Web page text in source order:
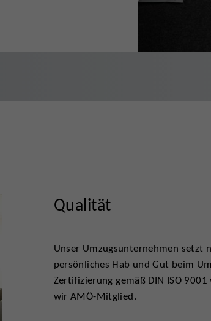
Qualität
Unser Umzugsunternehmen
persönliches Hab und Gut beim
Zertifizierung gemäß DIN ISO
wir AMÖ-Mitglied.